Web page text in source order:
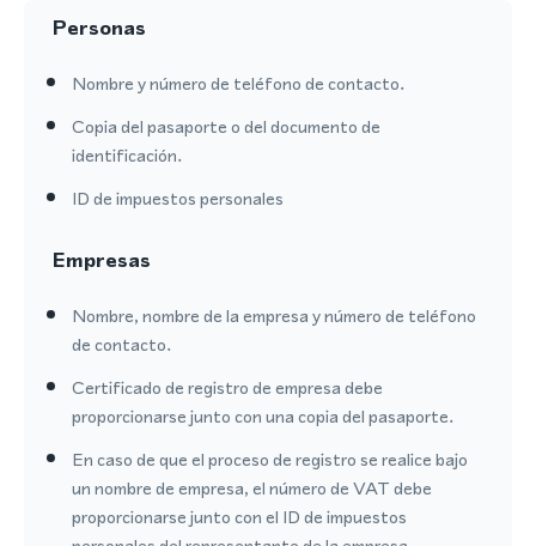
Personas
Nombre y número de teléfono de contacto.
Copia del pasaporte o del documento de
identificación.
ID de impuestos personales
Empresas
Nombre, nombre de la empresa y número de teléfono
de contacto.
Certificado de registro de empresa debe
proporcionarse junto con una copia del pasaporte.
En caso de que el proceso de registro se realice bajo
un nombre de empresa, el número de VAT debe
proporcionarse junto con el ID de impuestos